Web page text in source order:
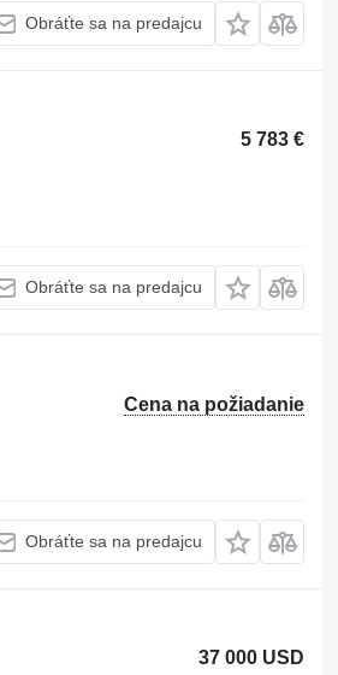
Obráťte sa na predajcu
5 783 €
Obráťte sa na predajcu
Cena na požiadanie
Obráťte sa na predajcu
37 000 USD